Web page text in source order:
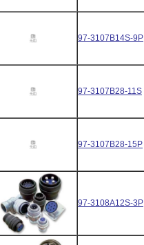
97-3107B14S-9P
97-3107B28-11S
97-3107B28-15P
97-3108A12S-3P